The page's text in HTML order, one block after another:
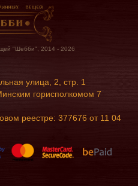
"Шебби", 2014 - 2026
улица, 2, стр. 1
горисполкомом 7
реестре: 377676 от 11 04